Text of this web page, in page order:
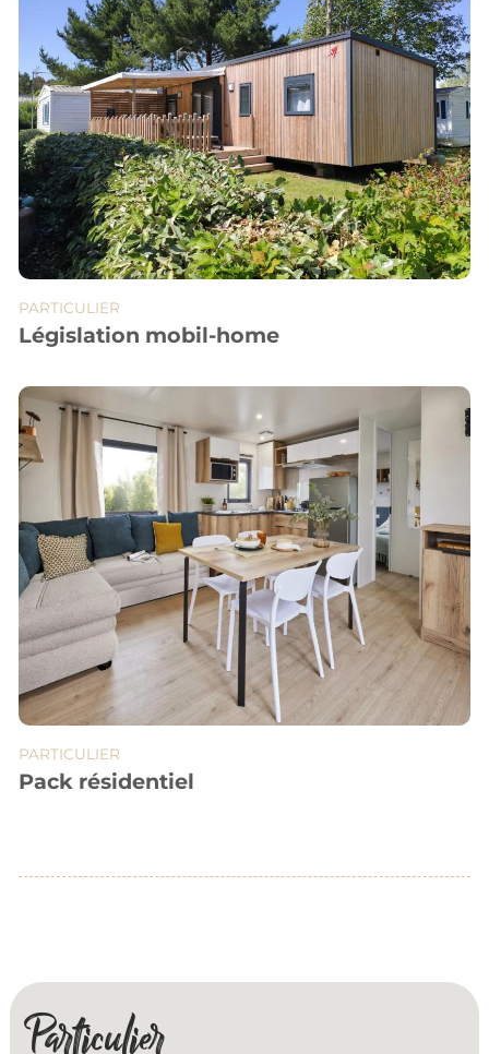
PARTICULIER
Législation mobil-home
PARTICULIER
Pack résidentiel
Particulier